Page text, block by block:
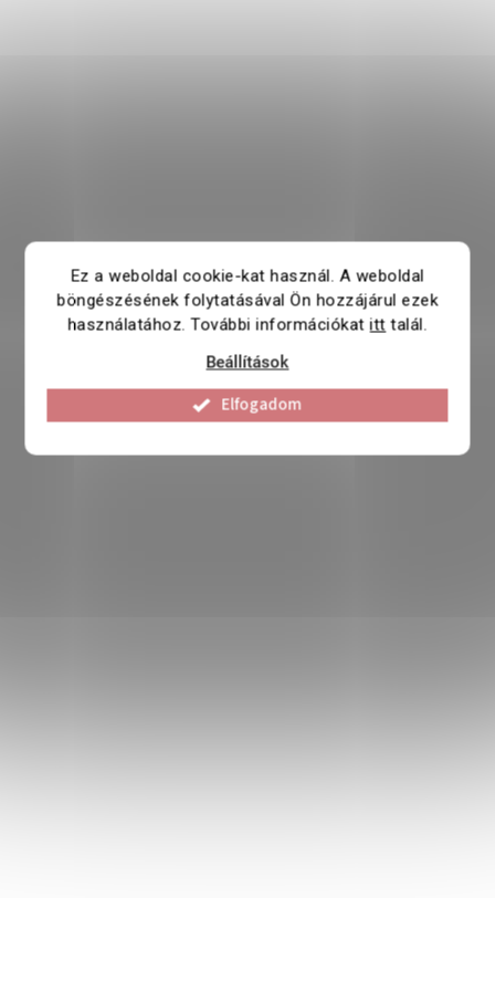
Ez a weboldal cookie-kat használ. A weboldal
böngészésének folytatásával Ön hozzájárul ezek
használatához. További információkatitt talál.
Beállítások
Elfogadom